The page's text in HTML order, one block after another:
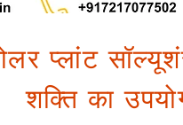
प्लांट
शक्ति का